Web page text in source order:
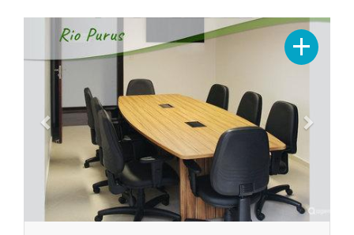
+
Previous Next